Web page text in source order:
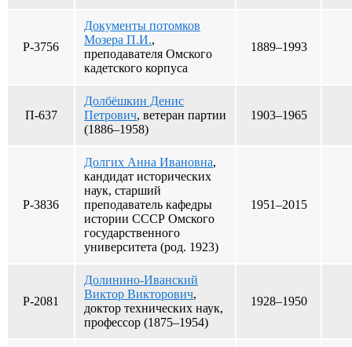
Р-3756
Документы потомков
Мозера П.И.,
преподавателя Омского
кадетского корпуса
1889–1993
П-637
Долбёшкин Денис
Петрович, ветеран партии
(1886–1958)
1903–1965
Р-3836
Долгих Анна Ивановна,
кандидат исторических
наук, старший
преподаватель кафедры
истории СССР Омского
государственного
университета (род. 1923)
1951–2015
Р-2081
Долинино-Иванский
Виктор Викторович,
доктор технических наук,
профессор (1875–1954)
1928–1950